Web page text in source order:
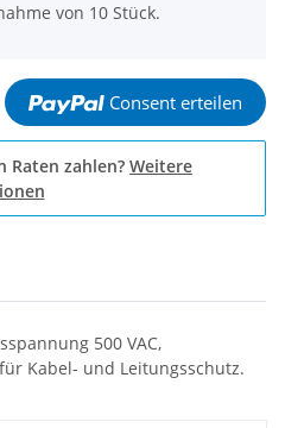
von 10 Stück.
Consent erteilen
Raten zahlen? Weitere
500 VAC,
Kabel- und Leitungsschutz.